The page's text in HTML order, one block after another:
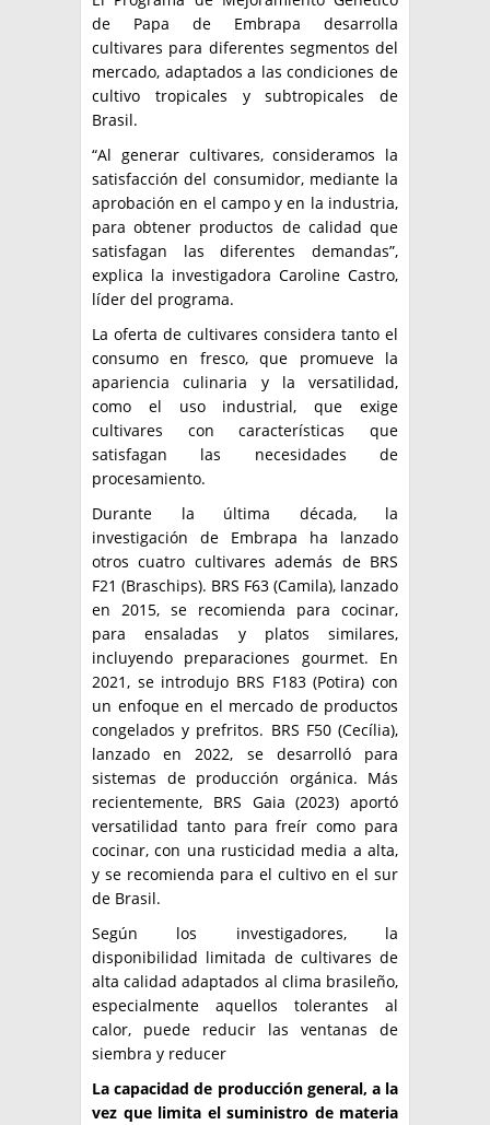
de Papa de Embrapa desarrolla
cultivares para diferentes segmentos del
mercado, adaptados a las condiciones de
cultivo tropicales y subtropicales de
Brasil.
“Al generar cultivares, consideramos la
satisfacción del consumidor, mediante la
aprobación en el campo y en la industria,
para obtener productos de calidad que
satisfagan las diferentes demandas”,
explica la investigadora Caroline Castro,
líder del programa.
La oferta de cultivares considera tanto el
consumo en fresco, que promueve la
apariencia culinaria y la versatilidad,
como el uso industrial, que exige
cultivares con características que
satisfagan las necesidades de
procesamiento.
Durante la última década, la
investigación de Embrapa ha lanzado
otros cuatro cultivares además de BRS
F21 (Braschips). BRS F63 (Camila), lanzado
en 2015, se recomienda para cocinar,
para ensaladas y platos similares,
incluyendo preparaciones gourmet. En
2021, se introdujo BRS F183 (Potira) con
un enfoque en el mercado de productos
congelados y prefritos. BRS F50 (Cecília),
lanzado en 2022, se desarrolló para
sistemas de producción orgánica. Más
recientemente, BRS Gaia (2023) aportó
versatilidad tanto para freír como para
cocinar, con una rusticidad media a alta,
y se recomienda para el cultivo en el sur
de Brasil.
Según los investigadores, la
disponibilidad limitada de cultivares de
alta calidad adaptados al clima brasileño,
especialmente aquellos tolerantes al
calor, puede reducir las ventanas de
siembra y reducer
La capacidad de producción general, a la
vez que limita el suministro de materia